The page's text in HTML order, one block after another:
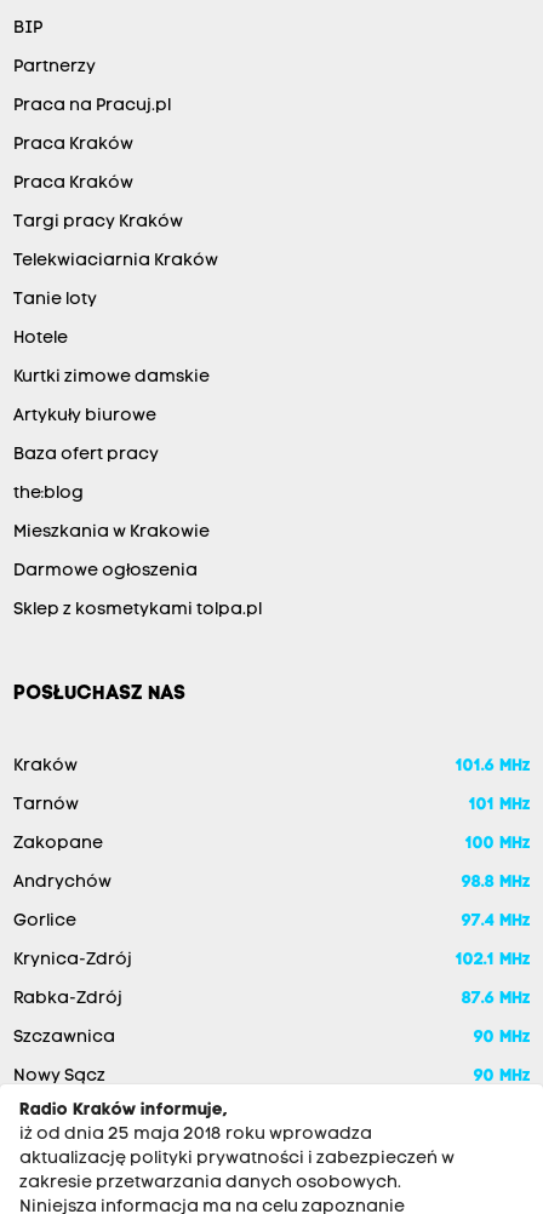
BIP
Partnerzy
Praca na Pracuj.pl
Praca Kraków
Praca Kraków
Targi pracy Kraków
Telekwiaciarnia Kraków
Tanie loty
Hotele
Kurtki zimowe damskie
Artykuły biurowe
Baza ofert pracy
the:blog
Mieszkania w Krakowie
Darmowe ogłoszenia
Sklep z kosmetykami tolpa.pl
POSŁUCHASZ NAS
Kraków 101.6 MHz
Tarnów 101 MHz
Zakopane 100 MHz
Andrychów 98.8 MHz
Gorlice 97.4 MHz
Krynica-Zdrój 102.1 MHz
Rabka-Zdrój 87.6 MHz
Szczawnica 90 MHz
Nowy Sącz
90 MHz
Radio Kraków informuje,
iż od dnia 25 maja 2018 roku wprowadza
aktualizację polityki prywatności i zabezpieczeń w
zakresie przetwarzania danych osobowych.
Niniejsza informacja ma na celu zapoznanie